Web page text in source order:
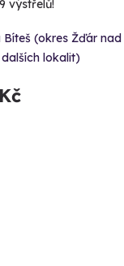
výstřelů!
Bíteš (okres Žďár
lokalit)